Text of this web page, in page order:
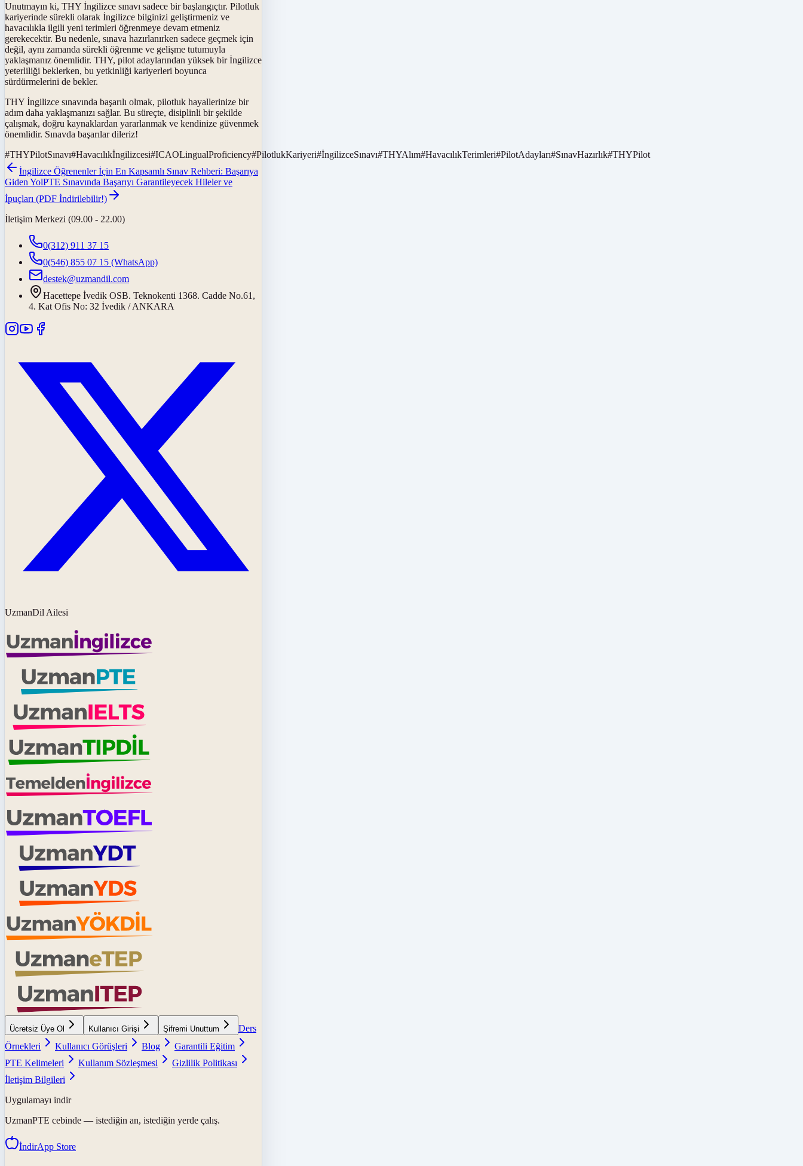
Unutmayın ki, THY İngilizce sınavı sadece bir başlangıçtır. Pilotluk
kariyerinde sürekli olarak İngilizce bilginizi geliştirmeniz ve
havacılıkla ilgili yeni terimleri öğrenmeye devam etmeniz
gerekecektir. Bu nedenle, sınava hazırlanırken sadece geçmek için
değil, aynı zamanda sürekli öğrenme ve gelişme tutumuyla
yaklaşmanız önemlidir. THY, pilot adaylarından yüksek bir İngilizce
yeterliliği beklerken, bu yetkinliği kariyerleri boyunca
sürdürmelerini de bekler.
THY İngilizce sınavında başarılı olmak, pilotluk hayallerinize bir
adım daha yaklaşmanızı sağlar. Bu süreçte, disiplinli bir şekilde
çalışmak, doğru kaynaklardan yararlanmak ve kendinize güvenmek
önemlidir. Sınavda başarılar dileriz!
#THYPilotSınavı#Havacılıkİngilizcesi#ICAOLingualProficiency#PilotlukKariyeri#İngilizceSınavı#THYAlım#HavacılıkTerimleri#PilotAdayları#SınavHazırlık#THYPilot
İngilizce Öğrenenler İçin En Kapsamlı Sınav Rehberi: Başarıya
Giden YolPTE Sınavında Başarıyı Garantileyecek Hileler ve
İpuçları (PDF İndirilebilir!)
İletişim Merkezi (09.00 - 22.00)
0(312) 911 37 15
0(546) 855 07 15 (WhatsApp)
destek@uzmandil.com
Hacettepe İvedik OSB. Teknokenti 1368. Cadde No.61,
4. Kat Ofis No: 32 İvedik / ANKARA
UzmanDil Ailesi
Ücretsiz Üye Ol Kullanıcı Girişi Şifremi Unuttum
Ders
Örnekleri
Kullanıcı Görüşleri Blog
Garantili Eğitim
PTE Kelimeleri
Kullanım Sözleşmesi
Gizlilik Politikası
İletişim Bilgileri
Uygulamayı indir
UzmanPTE cebinde — istediğin an, istediğin yerde çalış.
İndirApp Store